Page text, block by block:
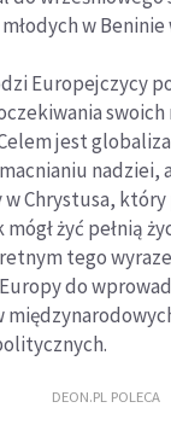
w Beninie
Europejczycy
jest
nadziei,
Chrystusa, który
żyć pełnią
tego
do
DEON.PL POLECA